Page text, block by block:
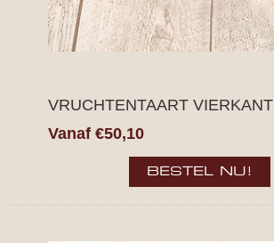
VRUCHTENTAART VIERKANT
Vanaf €50,10